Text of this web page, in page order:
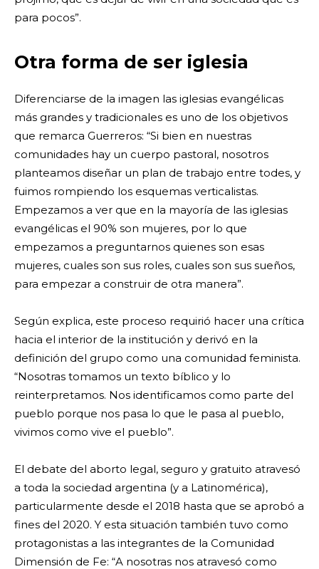
para pocos”.
Otra forma de ser iglesia
Diferenciarse de la imagen las iglesias evangélicas
más grandes y tradicionales es uno de los objetivos
que remarca Guerreros: “Si bien en nuestras
comunidades hay un cuerpo pastoral, nosotros
planteamos diseñar un plan de trabajo entre todes, y
fuimos rompiendo los esquemas verticalistas.
Empezamos a ver que en la mayoría de las iglesias
evangélicas el 90% son mujeres, por lo que
empezamos a preguntarnos quienes son esas
mujeres, cuales son sus roles, cuales son sus sueños,
para empezar a construir de otra manera”.
Según explica, este proceso requirió hacer una crítica
hacia el interior de la institución y derivó en la
definición del grupo como una comunidad feminista.
“Nosotras tomamos un texto bíblico y lo
reinterpretamos. Nos identificamos como parte del
pueblo porque nos pasa lo que le pasa al pueblo,
vivimos como vive el pueblo”.
El debate del aborto legal, seguro y gratuito atravesó
a toda la sociedad argentina (y a Latinomérica),
particularmente desde el 2018 hasta que se aprobó a
fines del 2020. Y esta situación también tuvo como
protagonistas a las integrantes de la Comunidad
Dimensión de Fe: “A nosotras nos atravesó como